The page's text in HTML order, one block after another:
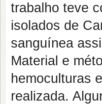
trabalho teve
isolados de
sanguínea
Material e
hemoculturas
realizada.